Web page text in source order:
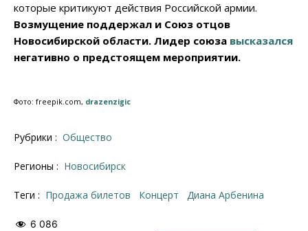
которые критикуют действия Российской армии.
Возмущение поддержал и Союз отцов
Новосибирской области. Лидер союза высказался
негативно о предстоящем мероприятии.
Фото: freepik.com, drazenzigic
Рубрики : Общество
Регионы : Новосибирск
Теги : продажа билетов Концерт Диана Арбенина
6 086